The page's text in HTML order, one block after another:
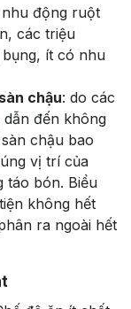
nhu động ruột
các triệu
ít có nhu
chậu: do các
đến không
chậu bao
vị trí của
táo bón. Biểu
không hết
ra ngoài hết